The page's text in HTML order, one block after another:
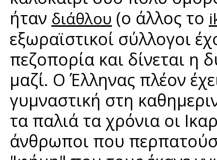
ήταν διάθλου (o άλλος το
εξωραϊστικοί σύλλογοι
πεζοπορία και δίνεται η
μαζί. Ο Έλληνας πλέον
γυμναστική στη
τα παλιά τα χρόνια οι
άνθρωποι που